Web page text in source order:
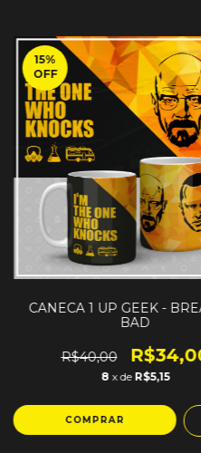
15%
OFF
CANECA 1 UP GEEK -
BAD
R$40,00
8 x de R$5,15